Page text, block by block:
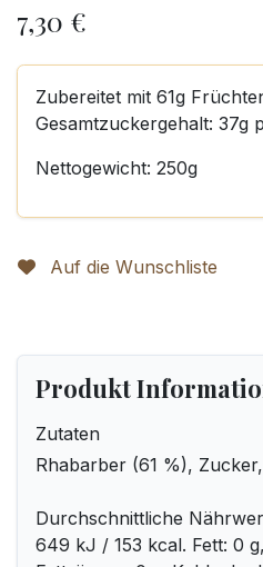
7,30 €
Zubereitet mit 61g
Gesamtzuckergehalt: 37g
Nettogewicht: 250g
Auf die Wunschliste
Produkt
Zutaten
Rhabarber (61 %),
Durchschnittliche
649 kJ / 153 kcal. Fett: 0